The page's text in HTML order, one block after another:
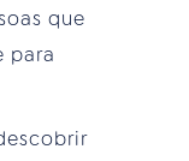
que
para